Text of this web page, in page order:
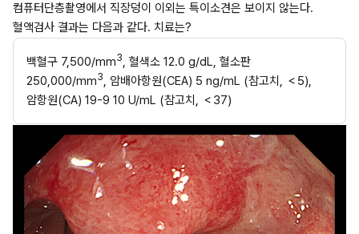
컴퓨터단층촬영에서 직장덩이 이외는 특이소견은 보이지 않는다.
혈액검사 결과는 다음과 같다. 치료는?
백혈구 7,500/mm3, 혈색소 12.0 g/dL, 혈소판
250,000/mm3, 암배아항원(CEA) 5 ng/mL (참고치, ＜5),
암항원(CA) 19-9 10 U/mL (참고치, ＜37)